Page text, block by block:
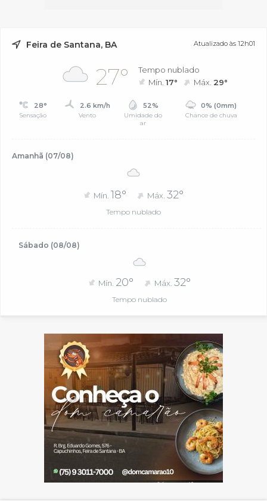
Feira de Santana, BA Atualizado às 12h01
27°
Tempo nublado
Mín.17° Máx. 29°
28°
Sensação
2.6 km/h
Vento
52%
Umidade do
ar
0% (0mm)
Chance de chuva
Amanhã (07/08)
Mín. 18° Máx. 32°
Tempo nublado
Sábado (08/08)
Mín. 20° Máx.32°
Tempo nublado